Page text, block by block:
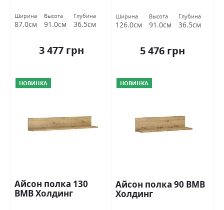
Ширина
87.0см
Высота
91.0см
Глубина
36.5см
3 477 грн
Ширина
126.0см
Высота
91.0см
Глубина
36.5см
5 476 грн
НОВИНКА
Айсон полка 130
ВМВ Холдинг
НОВИНКА
Айсон полка 90 ВМВ
Холдинг